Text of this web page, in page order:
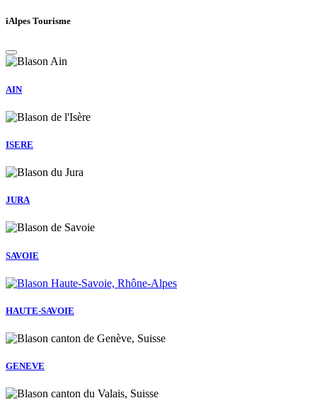
iAlpes Tourisme
AIN
ISERE
JURA
SAVOIE
HAUTE-SAVOIE
GENEVE